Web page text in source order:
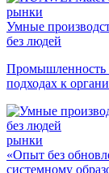
рынки
Умные
без людей
Промышленность
подходах к
рынки
«Опыт без
системному